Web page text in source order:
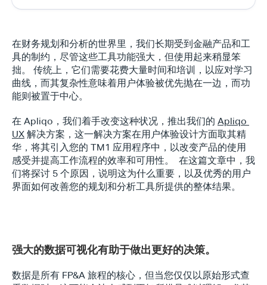
在财务规划和分析的世界里，我们长期受到金融产品和工
具的制约，尽管这些工具功能强大，但使用起来稍显笨
拙。 传统上，它们需要花费大量时间和培训，以应对学习
曲线，而其复杂性意味着用户体验被优先抛在一边，而功
能则被置于中心。
在 Apliqo，我们着手改变这种状况，推出我们的 Apliqo
UX 解决方案，这一解决方案在用户体验设计方面取其精
华，将其引入您的 TM1 应用程序中，以改变产品的使用
感受并提高工作流程的效率和可用性。  在这篇文章中，我
们将探讨 5 个原因，说明这为什么重要，以及优秀的用户
界面如何改善您的规划和分析工具所提供的整体结果。
强大的数据可视化有助于做出更好的决策。
数据是所有 FP&A 旅程的核心，但当您仅仅以原始形式查